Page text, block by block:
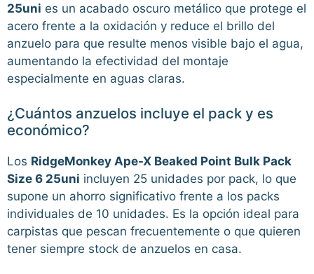
25uni es un acabado oscuro metálico que protege el
acero frente a la oxidación y reduce el brillo del
anzuelo para que resulte menos visible bajo el agua,
aumentando la efectividad del montaje
especialmente en aguas claras.
¿Cuántos anzuelos incluye el pack y es
económico?
Los RidgeMonkey Ape-X Beaked Point Bulk Pack
Size 6 25uni incluyen 25 unidades por pack, lo que
supone un ahorro significativo frente a los packs
individuales de 10 unidades. Es la opción ideal para
carpistas que pescan frecuentemente o que quieren
tener siempre stock de anzuelos en casa.